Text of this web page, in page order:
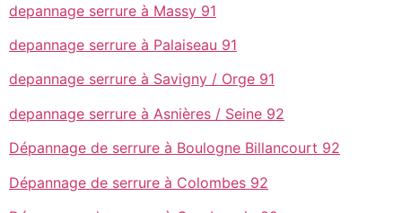
depannage serrure à Massy 91
depannage serrure à Palaiseau 91
depannage serrure à Savigny / Orge 91
depannage serrure à Asnières / Seine 92
Dépannage de serrure à Boulogne Billancourt 92
Dépannage de serrure à Colombes 92